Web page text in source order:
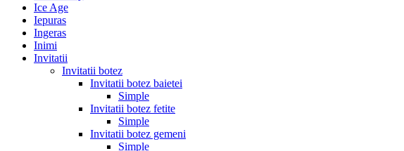
Ice Age
Iepuras
Ingeras
Inimi
Invitatii
Invitatii botez
Invitatii botez baietei
Simple
Invitatii botez fetite
Simple
Invitatii botez gemeni
Simple